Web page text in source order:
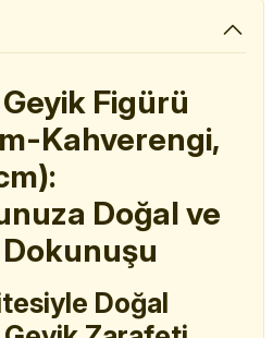
Geyik Figürü
Kahverengi,
Doğal ve
Dokunuşu
Doğal